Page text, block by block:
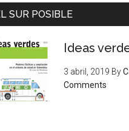
SUR POSIBLE
Ideas
3 abril, 2019 By
Comments